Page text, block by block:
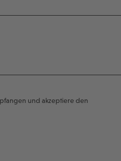
und akzeptiere den